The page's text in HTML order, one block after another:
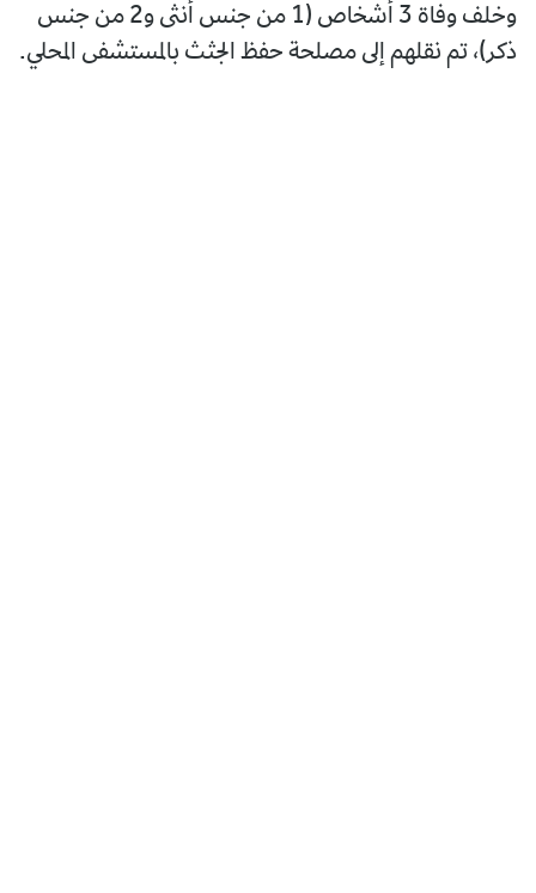
وخلف وفاة 3 أشخاص (1 من جنس أنثى و2 من جنس
ذكر)، تم نقلهم إلى مصلحة حفظ الجثث بالمستشفى المحلي.